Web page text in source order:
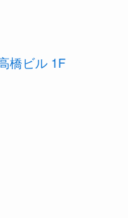
橋ビル 1F